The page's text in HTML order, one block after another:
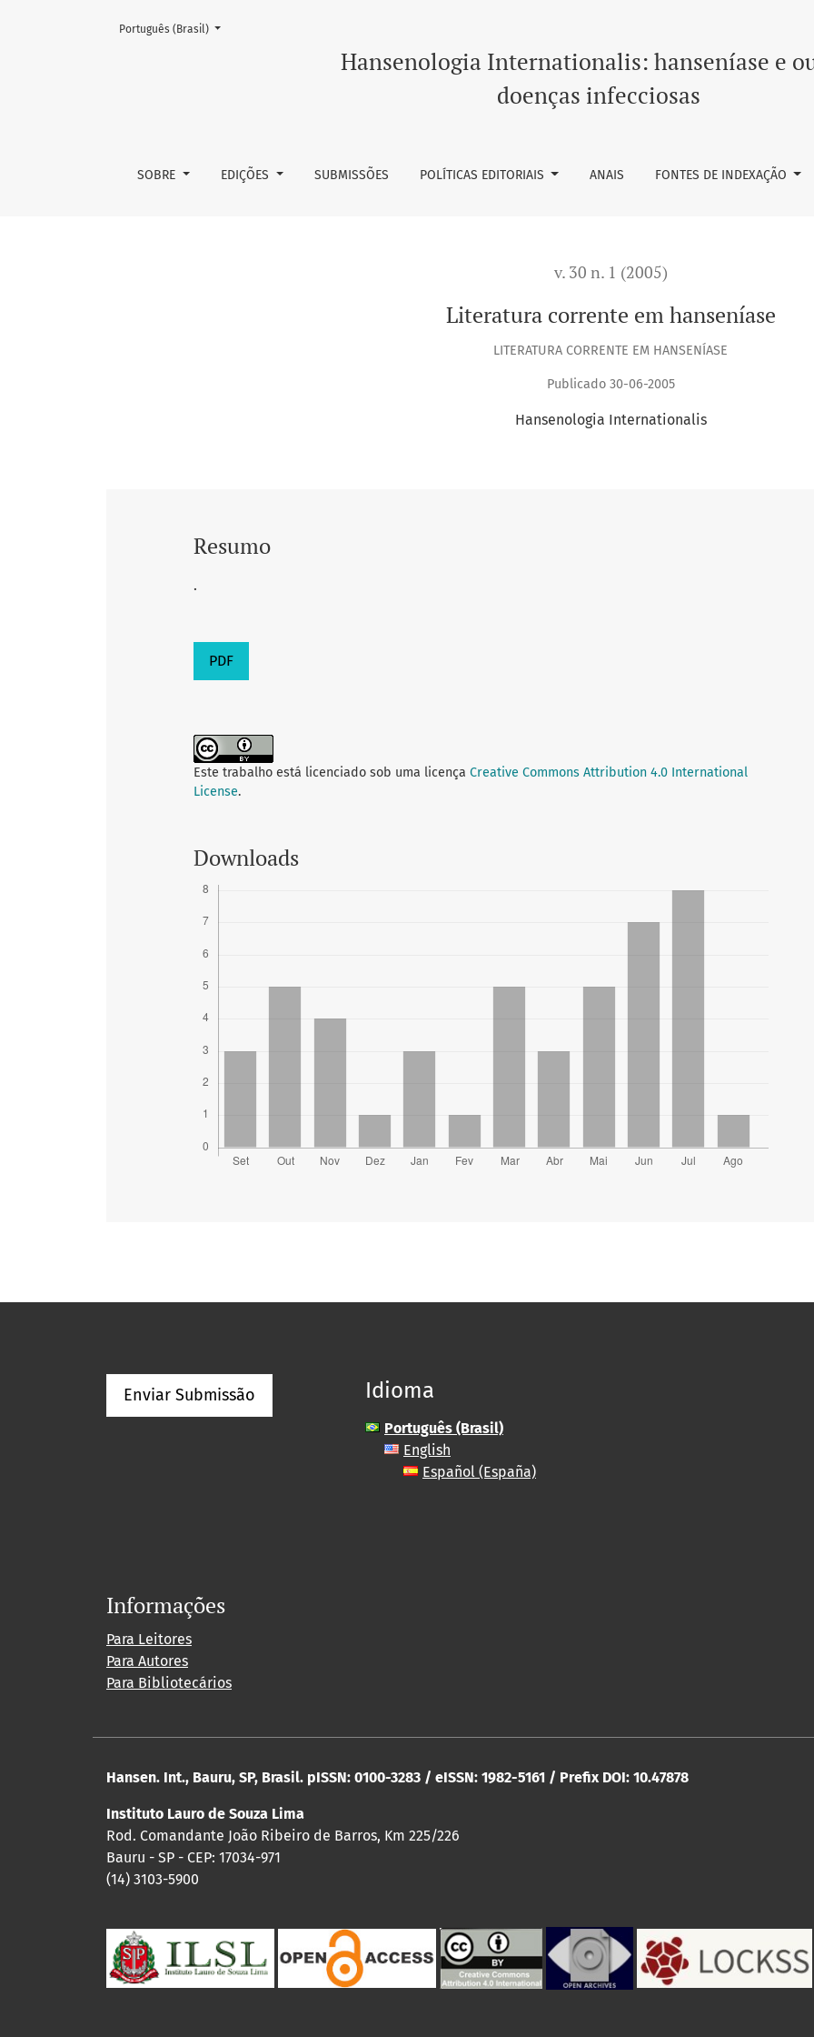
Literatura corrente em hanseníase
Hansenologia Internationalis: hanseníase e
doenças infecciosas
SOBRE EDIÇÕES SUBMISSÕES POLÍTICAS EDITORIAIS ANAIS FONTES DE INDEXAÇÃO
Mudar o idioma. O atual é:
Português (Brasil)
v. 30 n. 1 (2005)
Literatura corrente em hanseníase
LITERATURA CORRENTE EM HANSENÍASE
Publicado 30-06-2005
Hansenologia Internationalis
Resumo
.
PDF
Este trabalho está licenciado sob uma licença Creative Commons Attribution 4.0 International
License.
Downloads
Enviar Submissão Idioma
Português (Brasil)
English
Español (España)
Informações
Para Leitores
Para Autores
Para Bibliotecários
Hansen. Int., Bauru, SP, Brasil. pISSN: 0100-3283 / eISSN: 1982-5161 / Prefix DOI: 10.47878
Instituto Lauro de Souza Lima
Rod. Comandante João Ribeiro de Barros, Km 225/226
Bauru - SP - CEP: 17034-971
(14) 3103-5900